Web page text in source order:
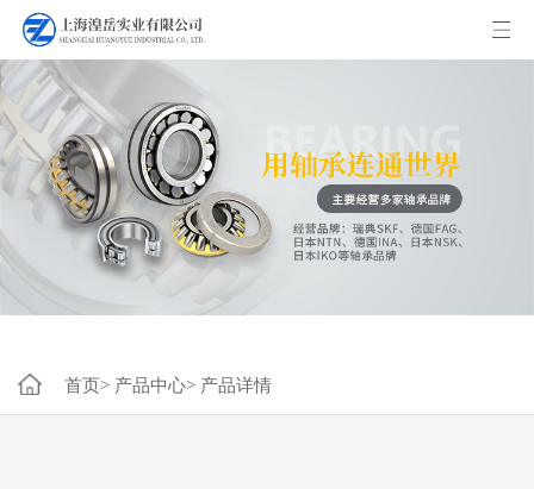
首页> 产品中心> 产品详情